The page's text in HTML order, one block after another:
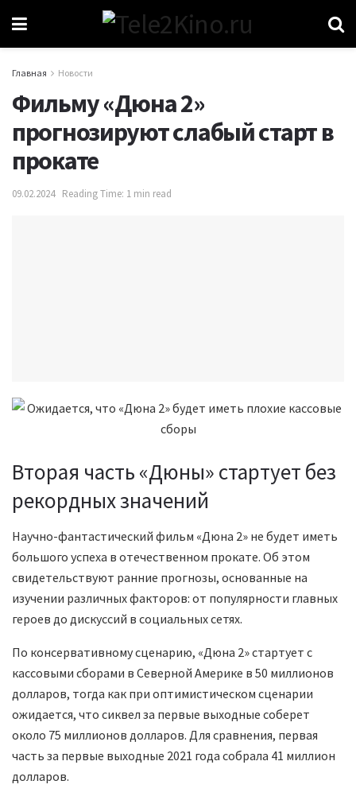
Главная Новости
Фильму «Дюна 2»
прогнозируют слабый старт в
прокате
09.02.2024 Reading Time: 1 min read
Вторая часть «Дюны» стартует без
рекордных значений
Научно-фантастический фильм «Дюна 2» не будет иметь
большого успеха в отечественном прокате. Об этом
свидетельствуют ранние прогнозы, основанные на
изучении различных факторов: от популярности главных
героев до дискуссий в социальных сетях.
По консервативному сценарию, «Дюна 2» стартует с
кассовыми сборами в Северной Америке в 50 миллионов
долларов, тогда как при оптимистическом сценарии
ожидается, что сиквел за первые выходные соберет
около 75 миллионов долларов. Для сравнения, первая
часть за первые выходные 2021 года собрала 41 миллион
долларов.